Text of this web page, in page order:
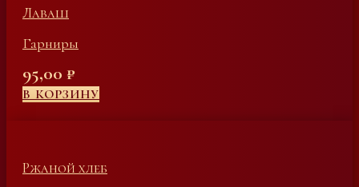
Лаваш
Гарниры
95,00 ₽
В КОРЗИНУ
Ржаной хлеб